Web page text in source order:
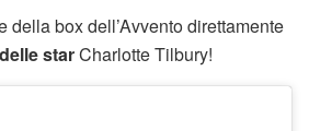
della box dell’Avvento direttamente
starCharlotte Tilbury!